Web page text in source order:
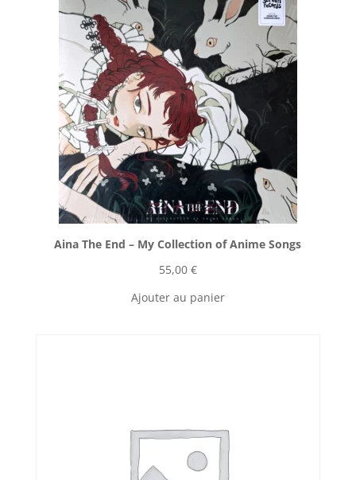
Aina The End ‎– My Collection of Anime Songs
55,00 €
Ajouter au panier